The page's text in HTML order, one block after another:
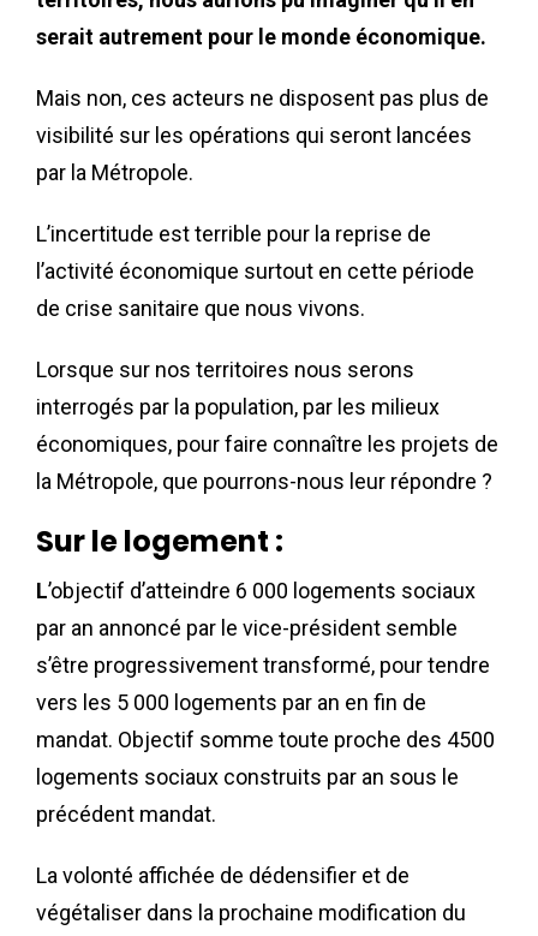
serait autrement pour le monde économique.
Mais non, ces acteurs ne disposent pas plus de
visibilité sur les opérations qui seront lancées
par la Métropole.
L’incertitude est terrible pour la reprise de
l’activité économique surtout en cette période
de crise sanitaire que nous vivons.
Lorsque sur nos territoires nous serons
interrogés par la population, par les milieux
économiques, pour faire connaître les projets de
la Métropole, que pourrons-nous leur répondre ?
Sur le logement :
L’objectif d’atteindre 6 000 logements sociaux
par an annoncé par le vice-président semble
s’être progressivement transformé, pour tendre
vers les 5 000 logements par an en fin de
mandat. Objectif somme toute proche des 4500
logements sociaux construits par an sous le
précédent mandat.
La volonté affichée de dédensifier et de
végétaliser dans la prochaine modification du